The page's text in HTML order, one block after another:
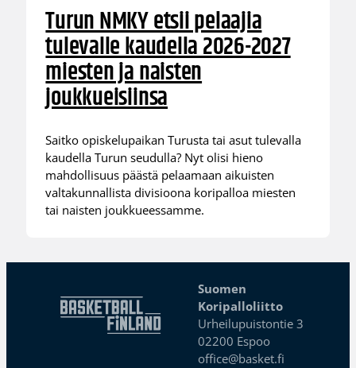
Turun NMKY etsii pelaajia
tulevalle kaudella 2026-2027
miesten ja naisten
joukkueisiinsa
Saitko opiskelupaikan Turusta tai asut tulevalla
kaudella Turun seudulla? Nyt olisi hieno
mahdollisuus päästä pelaamaan aikuisten
valtakunnallista divisioona koripalloa miesten
tai naisten joukkueessamme.
Suomen
Koripalloliitto
Urheilupuistontie 3
02200 Espoo
office@basket.fi